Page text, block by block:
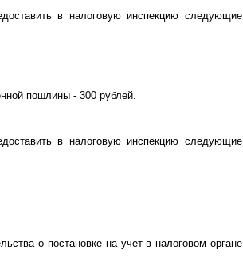
в налоговую инспекцию следующие
пошлины - 300 рублей.
в налоговую инспекцию следующие
о постановке на учет в налоговом органе